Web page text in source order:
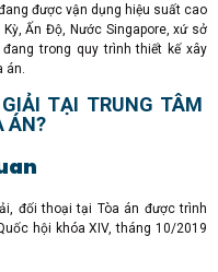
được vận dụng hiệu suất cao
Ấn Độ, Nước Singapore, xứ sở
trong quy trình thiết kế xây
án.
TẠI TRUNG TÂM
ÁN?
đối thoại tại Tòa án được trình
hội khóa XIV, tháng 10/2019